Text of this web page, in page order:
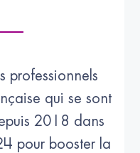
professionnels
qui se sont
2018 dans
pour booster la